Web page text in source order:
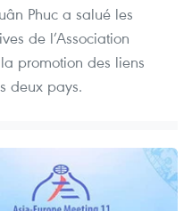
Phuc a salué les
de l’Association
promotion des liens
deux pays.